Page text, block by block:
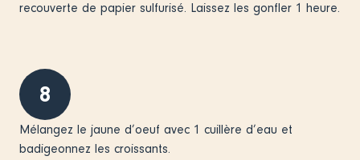
recouverte de papier sulfurisé. Laissez les gonfler 1 heure.
8
Mélangez le jaune d’oeuf avec 1 cuillère d’eau et
badigeonnez les croissants.